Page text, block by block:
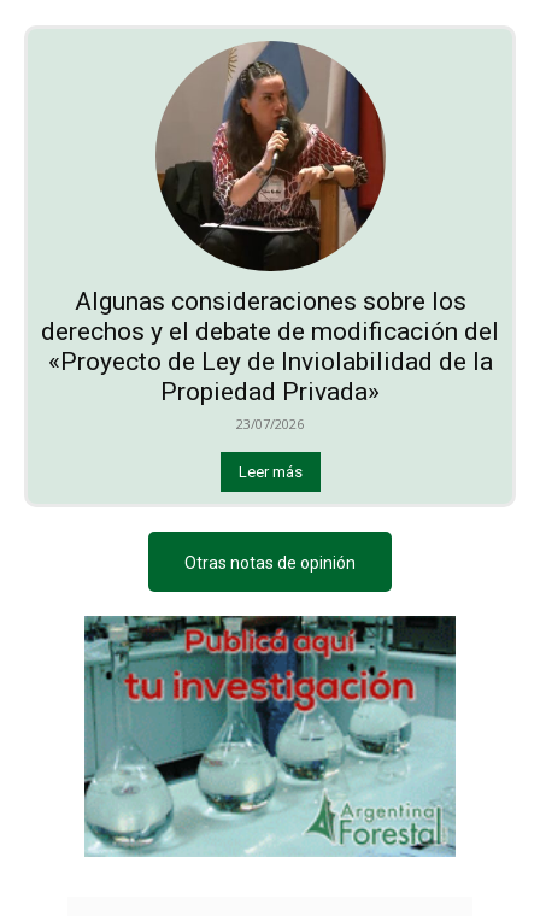
Algunas consideraciones sobre los
derechos y el debate de modificación del
«Proyecto de Ley de Inviolabilidad de la
Propiedad Privada»
23/07/2026
Leer más
Otras notas de opinión